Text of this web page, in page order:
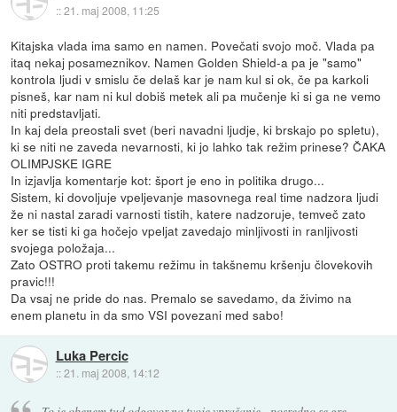
::21. maj 2008, 11:25
Kitajska vlada ima samo en namen. Povečati svojo moč. Vlada pa
itaq nekaj posameznikov. Namen Golden Shield-a pa je "samo"
kontrola ljudi v smislu če delaš kar je nam kul si ok, če pa karkoli
pisneš, kar nam ni kul dobiš metek ali pa mučenje ki si ga ne vemo
niti predstavljati.
In kaj dela preostali svet (beri navadni ljudje, ki brskajo po spletu),
ki se niti ne zaveda nevarnosti, ki jo lahko tak režim prinese? ČAKA
OLIMPJSKE IGRE
In izjavlja komentarje kot: šport je eno in politika drugo...
Sistem, ki dovoljuje vpeljevanje masovnega real time nadzora ljudi
že ni nastal zaradi varnosti tistih, katere nadzoruje, temveč zato
ker se tisti ki ga hočejo vpeljat zavedajo minljivosti in ranljivosti
svojega položaja...
Zato OSTRO proti takemu režimu in takšnemu kršenju človekovih
pravic!!!
Da vsaj ne pride do nas. Premalo se savedamo, da živimo na
enem planetu in da smo VSI povezani med sabo!
Luka Percic
::21. maj 2008, 14:12